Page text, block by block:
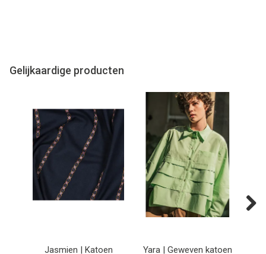
Gelijkaardige producten
Jasmien | Katoen
Yara | Geweven katoen